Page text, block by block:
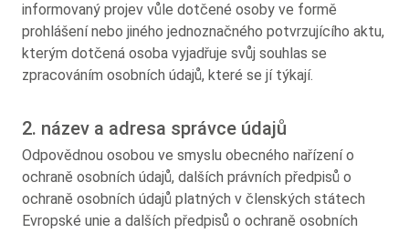
informovaný projev vůle dotčené osoby ve formě
prohlášení nebo jiného jednoznačného potvrzujícího aktu,
kterým dotčená osoba vyjadřuje svůj souhlas se
zpracováním osobních údajů, které se jí týkají.
2. název a adresa správce údajů
Odpovědnou osobou ve smyslu obecného nařízení o
ochraně osobních údajů, dalších právních předpisů o
ochraně osobních údajů platných v členských státech
Evropské unie a dalších předpisů o ochraně osobních